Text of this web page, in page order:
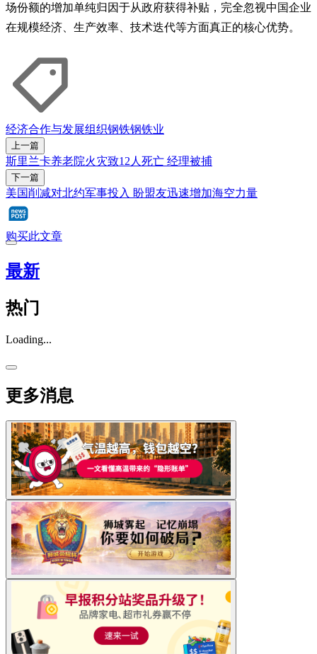
场份额的增加单纯归因于从政府获得补贴，完全忽视中国企业
在规模经济、生产效率、技术迭代等方面真正的核心优势。
经济合作与发展组织钢铁钢铁业
上一篇
斯里兰卡养老院火灾致12人死亡 经理被捕
下一篇
美国削减对北约军事投入 盼盟友迅速增加海空力量
购买此文章
最新
热门
Loading...
更多消息